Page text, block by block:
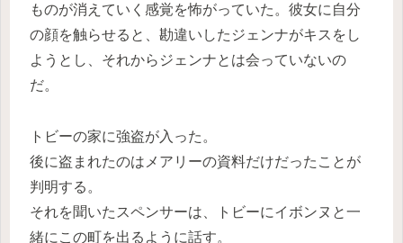
ものが消えていく感覚を怖がっていた。彼女に自分
の顔を触らせると、勘違いしたジェンナがキスをし
ようとし、それからジェンナとは会っていないの
だ。
トビーの家に強盗が入った。
後に盗まれたのはメアリーの資料だけだったことが
判明する。
それを聞いたスペンサーは、トビーにイボンヌと一
緒にこの町を出るように話す。